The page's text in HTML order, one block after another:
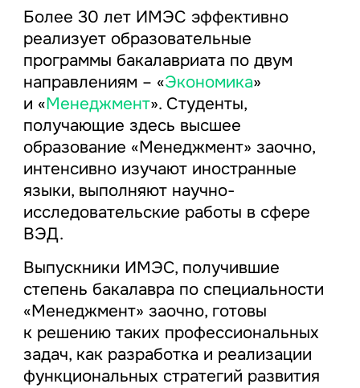
Более 30 лет ИМЭС эффективно
реализует образовательные
программы бакалавриата по двум
направлениям – «Экономика»
и «Менеджмент». Студенты,
получающие здесь высшее
образование «Менеджмент» заочно,
интенсивно изучают иностранные
языки, выполняют научно-
исследовательские работы в сфере
ВЭД.
Выпускники ИМЭС, получившие
степень бакалавра по специальности
«Менеджмент» заочно, готовы
к решению таких профессиональных
задач, как разработка и реализации
функциональных стратегий развития